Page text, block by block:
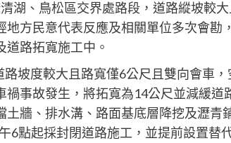
湖、鳥松區交界處路段，道路縱坡較
方民意代表反應及相關單位多次會勘
路拓寬施工中。
坡度較大且路寬僅6公尺且雙向會車
事故發生，將拓寬為14公尺並減緩道
牆、排水溝、路面基底層降挖及瀝青
6點起採封閉道路施工，並提前設置替